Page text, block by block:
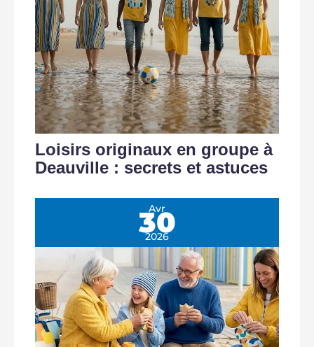
Loisirs originaux en groupe à
Deauville : secrets et astuces
Avr
30
2026